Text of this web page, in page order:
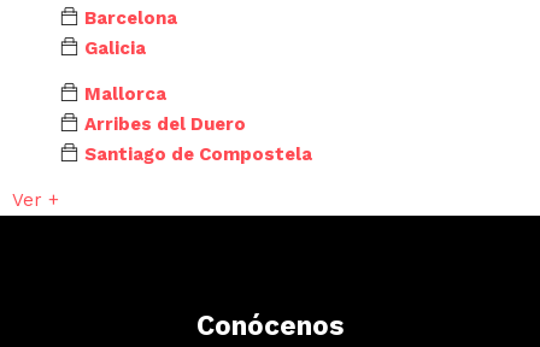
Barcelona
Galicia
Mallorca
Arribes del Duero
Santiago de Compostela
Ver +
Conócenos